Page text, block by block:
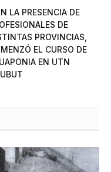
LA PRESENCIA DE
DE
PROVINCIAS,
EL CURSO DE
EN UTN